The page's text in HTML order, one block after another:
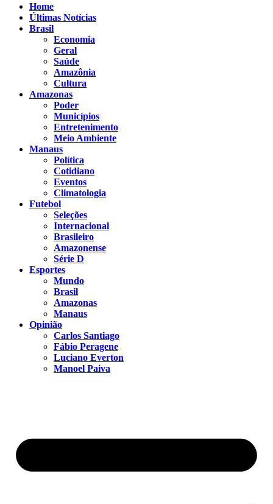
Home
Últimas Notícias
Brasil
Economia
Geral
Saúde
Amazônia
Cultura
Amazonas
Poder
Municípios
Entretenimento
Meio Ambiente
Manaus
Política
Cotidiano
Eventos
Climatologia
Futebol
Seleções
Internacional
Brasileiro
Amazonense
Série D
Esportes
Mundo
Brasil
Amazonas
Manaus
Opinião
Carlos Santiago
Fábio Peragene
Luciano Everton
Manoel Paiva